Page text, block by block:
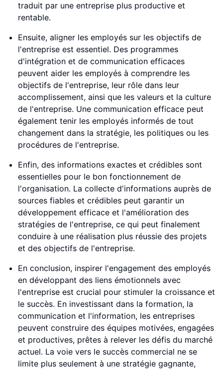
traduit par une entreprise plus productive et
rentable.
Ensuite, aligner les employés sur les objectifs de
l'entreprise est essentiel. Des programmes
d'intégration et de communication efficaces
peuvent aider les employés à comprendre les
objectifs de l'entreprise, leur rôle dans leur
accomplissement, ainsi que les valeurs et la culture
de l'entreprise. Une communication efficace peut
également tenir les employés informés de tout
changement dans la stratégie, les politiques ou les
procédures de l'entreprise.
Enfin, des informations exactes et crédibles sont
essentielles pour le bon fonctionnement de
l'organisation. La collecte d'informations auprès de
sources fiables et crédibles peut garantir un
développement efficace et l'amélioration des
stratégies de l'entreprise, ce qui peut finalement
conduire à une réalisation plus réussie des projets
et des objectifs de l'entreprise.
En conclusion, inspirer l'engagement des employés
en développant des liens émotionnels avec
l'entreprise est crucial pour stimuler la croissance et
le succès. En investissant dans la formation, la
communication et l'information, les entreprises
peuvent construire des équipes motivées, engagées
et productives, prêtes à relever les défis du marché
actuel. La voie vers le succès commercial ne se
limite plus seulement à une stratégie gagnante,